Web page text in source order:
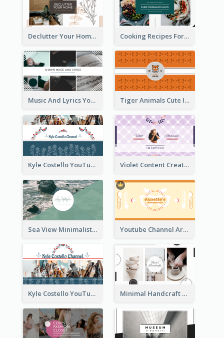
Declutter Your Home YouTube Channel Art Cooking Recipes For Beginners YouTube Channel Art
Music And Lyrics YouTube Channel Art Tiger Animals Cute Illustration YouTube Channel Art
Kyle Costello YouTube Channel Art (viewable on all devices) Violet Content Creator YouTube Channel Art
Sea View Minimalist Logo YouTube Channel Art Youtube Channel Art Created For Personal Channel
Kyle Costello YouTube Channel Art Minimal Handcraft Tutorial Ceramics YouTube Channel Art